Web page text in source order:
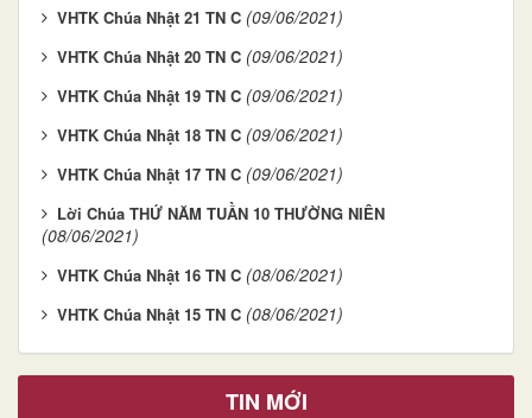
VHTK Chúa Nhật 21 TN C (09/06/2021)
VHTK Chúa Nhật 20 TN C (09/06/2021)
VHTK Chúa Nhật 19 TN C (09/06/2021)
VHTK Chúa Nhật 18 TN C (09/06/2021)
VHTK Chúa Nhật 17 TN C (09/06/2021)
Lời Chúa THỨ NĂM TUẦN 10 THƯỜNG NIÊN
(08/06/2021)
VHTK Chúa Nhật 16 TN C (08/06/2021)
VHTK Chúa Nhật 15 TN C (08/06/2021)
TIN MỚI